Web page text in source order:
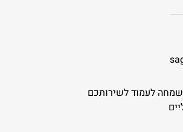
לעמוד לשירותכם